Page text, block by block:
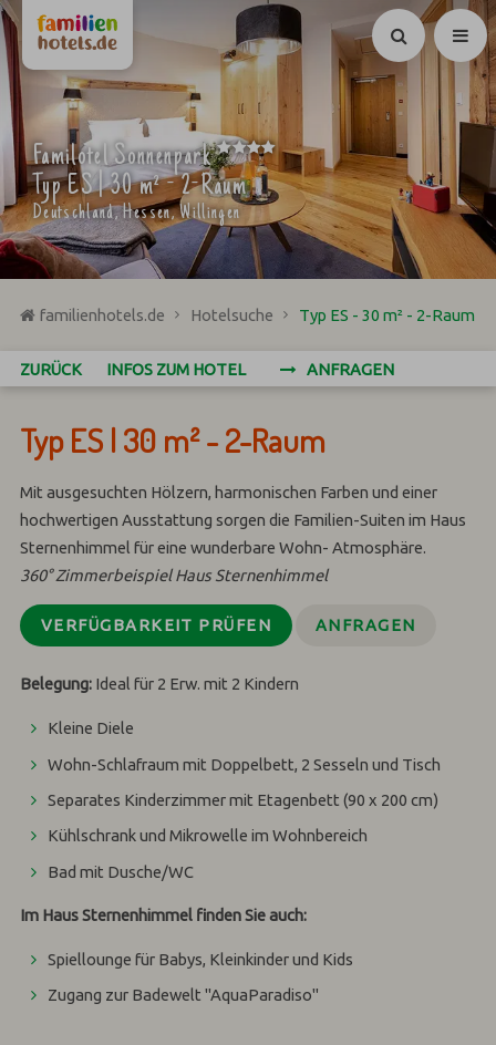
Suchen
Familotel Sonnenpark ****
Typ ES | 30 m² - 2-Raum
Deutschland, Hessen, Willingen
familienhotels.de Hotelsuche Typ ES - 30 m² - 2-Raum
ZURÜCK INFOS ZUM HOTEL ANFRAGEN
Typ ES | 30 m² - 2-Raum
Mit ausgesuchten Hölzern, harmonischen Farben und einer
hochwertigen Ausstattung sorgen die Familien-Suiten im Haus
Sternenhimmel für eine wunderbare Wohn- Atmosphäre.
360° Zimmerbeispiel Haus Sternenhimmel
VERFÜGBARKEIT PRÜFEN ANFRAGEN
Belegung: Ideal für 2 Erw. mit 2 Kindern
Kleine Diele
Wohn-Schlafraum mit Doppelbett, 2 Sesseln und Tisch
Separates Kinderzimmer mit Etagenbett (90 x 200 cm)
Kühlschrank und Mikrowelle im Wohnbereich
Bad mit Dusche/WC
Im Haus Sternenhimmel finden Sie auch:
Spiellounge für Babys, Kleinkinder und Kids
Zugang zur Badewelt "AquaParadiso"